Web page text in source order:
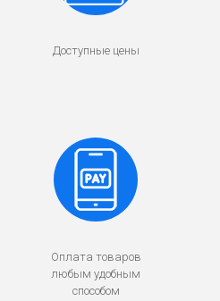
Доступные цены
Оплата товаров
любым удобным
способом